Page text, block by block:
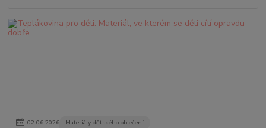
02.06.2026 Materiály dětského oblečení